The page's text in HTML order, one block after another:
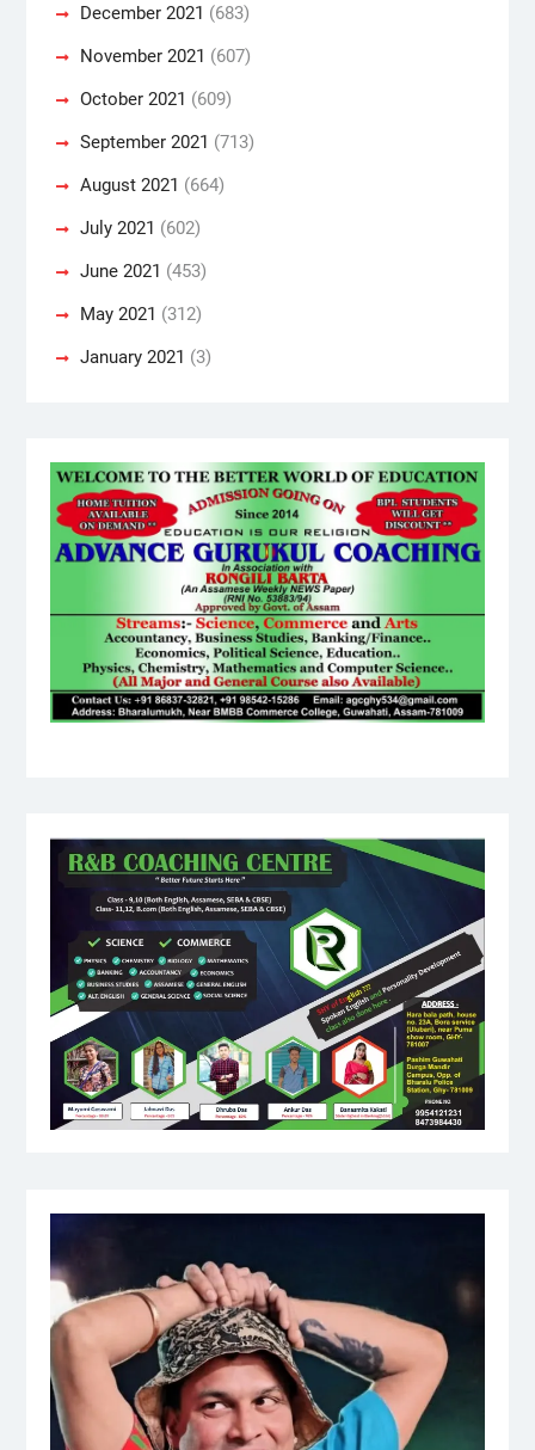
December 2021 (683)
November 2021 (607)
October 2021 (609)
September 2021 (713)
August 2021 (664)
July 2021 (602)
June 2021 (453)
May 2021 (312)
January 2021 (3)